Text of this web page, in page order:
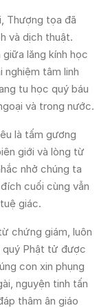
Thượng tọa đã
và dịch thuật.
lăng kính học
nghiệm tâm linh
tu học quý báu
và trong nước.
là tấm gương
giới và lòng từ
nhở chúng ta
cuối cùng vẫn
giác.
chứng giám, luôn
quý Phật tử được
con xin phụng
nguyện tinh tấn
thâm ân giáo